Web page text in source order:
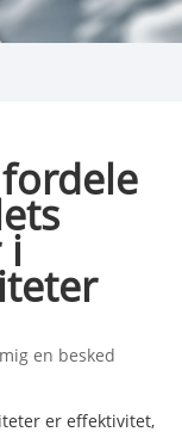
i
en besked
er effektivitet,